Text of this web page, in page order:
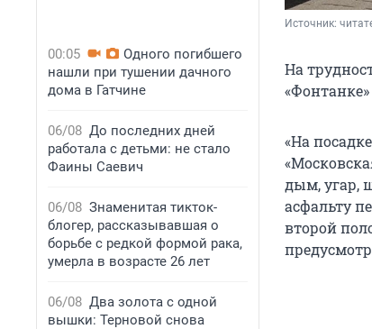
00:05
Одного погибшего
нашли при тушении дачного
дома в Гатчине
06/08 До последних дней
работала с детьми: не стало
Фаины Саевич
06/08 Знаменитая тикток-
блогер, рассказывавшая о
борьбе с редкой формой рака,
умерла в возрасте 26 лет
06/08 Два золота с одной
вышки: Терновой снова
Источник:
На
«На
дым, угар,
асфальту
второй